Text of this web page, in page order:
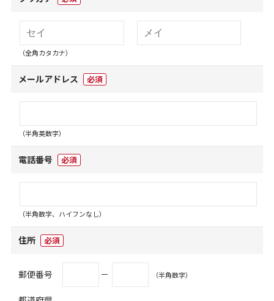
（全角カタカナ）
メールアドレス 必須
（半角英数字）
電話番号 必須
（半角数字、ハイフンなし）
住所 必須
郵便番号 － （半角数字）